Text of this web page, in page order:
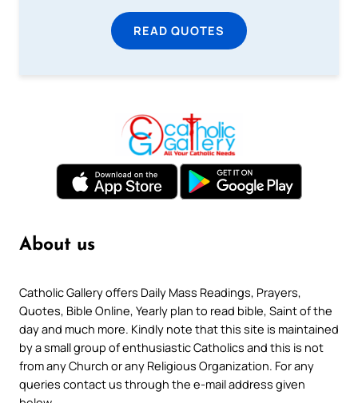
READ QUOTES
About us
Catholic Gallery offers Daily Mass Readings, Prayers,
Quotes, Bible Online, Yearly plan to read bible, Saint of the
day and much more. Kindly note that this site is maintained
by a small group of enthusiastic Catholics and this is not
from any Church or any Religious Organization. For any
queries contact us through the e-mail address given